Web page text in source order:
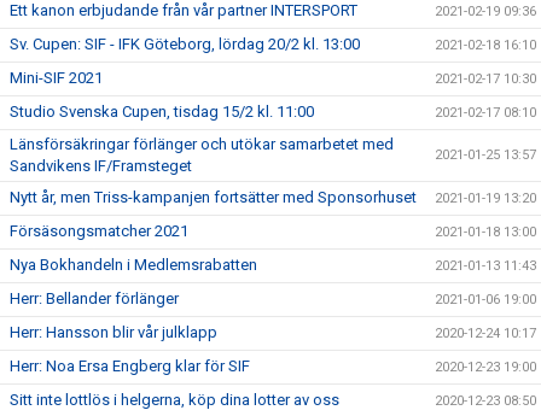
Ett kanon erbjudande från vår partner INTERSPORT 2021-02-19 09:36
Sv. Cupen: SIF - IFK Göteborg, lördag 20/2 kl. 13:00 2021-02-18 16:10
Mini-SIF 2021 2021-02-17 10:30
Studio Svenska Cupen, tisdag 15/2 kl. 11:00 2021-02-17 08:10
Länsförsäkringar förlänger och utökar samarbetet med
Sandvikens IF/Framsteget
2021-01-25 13:57
Nytt år, men Triss-kampanjen fortsätter med Sponsorhuset 2021-01-19 13:20
Försäsongsmatcher 2021 2021-01-18 13:00
Nya Bokhandeln i Medlemsrabatten 2021-01-13 11:43
Herr: Bellander förlänger 2021-01-06 19:00
Herr: Hansson blir vår julklapp 2020-12-24 10:17
Herr: Noa Ersa Engberg klar för SIF 2020-12-23 19:00
Sitt inte lottlös i helgerna, köp dina lotter av oss 2020-12-23 08:50